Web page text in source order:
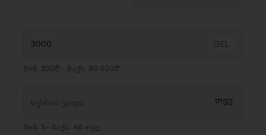
მინ. 200₾ - მაქს. 80 000₾
მინ. 3 - მაქს. 48 თვე